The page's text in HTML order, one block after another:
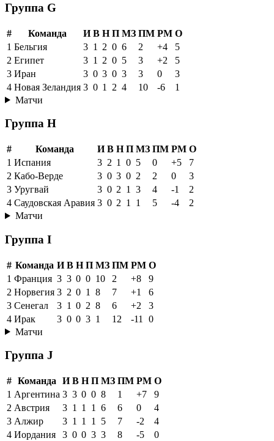
Группа G
# Команда И В Н П МЗ ПМ РМ О
1 Бельгия 3 1 2 0 6 2 +4
5
2 Египет 3 1 2 0 5 3 +2
5
3 Иран 3 0 3 0 3 3 0
3
4 Новая Зеландия 3 0 1 2 4 10 -6
1
Матчи
Группа H
# Команда И В Н П МЗ ПМ РМ О
1 Испания 3 2 1 0 5 0 +5
7
2 Кабо-Верде 3 0 3 0 2 2 0
3
3 Уругвай 3 0 2 1 3 4 -1
2
4 Саудовская Аравия 3 0 2 1 1 5 -4
2
Матчи
Группа I
# Команда И В Н П МЗ ПМ РМ О
1 Франция 3 3 0 0 10 2 +8
9
2 Норвегия 3 2 0 1 8 7 +1
6
3 Сенегал 3 1 0 2 8 6 +2
3
4 Ирак 3 0 0 3 1 12 -11
0
Матчи
Группа J
# Команда И В Н П МЗ ПМ РМ О
1 Аргентина 3 3 0 0 8 1 +7
9
2 Австрия 3 1 1 1 6 6 0
4
3 Алжир 3 1 1 1 5 7 -2
4
4 Иордания 3 0 0 3 3 8 -5
0